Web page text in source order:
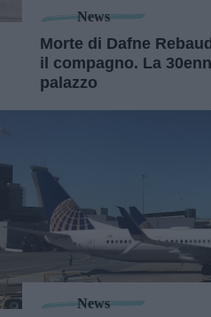
News
Morte di Dafne
il compagno. La
palazzo
News